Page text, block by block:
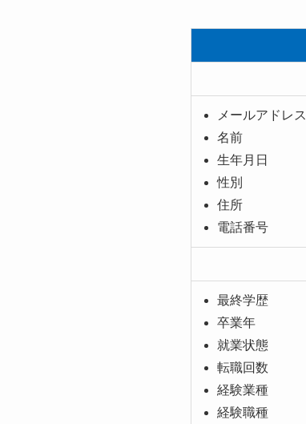
メールアドレス
名前
生年月日
性別
住所
電話番号
最終学歴
卒業年
就業状態
転職回数
経験業種
経験職種